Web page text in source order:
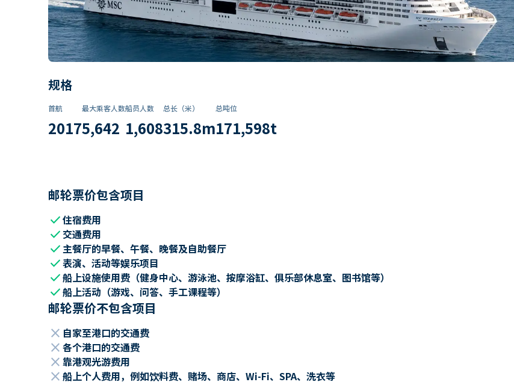
规格
首航
2017
最大乘客人数
5,642
船员人数
1,608
总长（米）
315.8m
总吨位
171,598t
邮轮票价包含项目
check住宿费用
check 交通费用
check主餐厅的早餐、午餐、晚餐及自助餐厅
check表演、活动等娱乐项目
check船上设施使用费（健身中心、游泳池、按摩浴缸、俱乐部休息室、图书馆等）
check船上活动（游戏、问答、手工课程等）
邮轮票价不包含项目
close 自家至港口的交通费
close 各个港口的交通费
close 靠港观光游费用
close 船上个人费用，例如饮料费、赌场、商店、Wi-Fi、SPA、洗衣等